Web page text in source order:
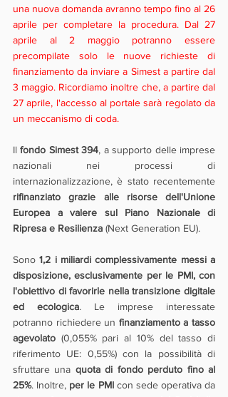
una nuova domanda avranno tempo fino al 26
aprile per completare la procedura. Dal 27
aprile al 2 maggio potranno essere
precompilate solo le nuove richieste di
finanziamento da inviare a Simest a partire dal
3 maggio. Ricordiamo inoltre che, a partire dal
27 aprile, l'accesso al portale sarà regolato da
un meccanismo di coda.
Il fondo Simest 394, a supporto delle imprese
nazionali nei processi di
rifinanziato grazie alle risorse dell'Unione
Europea a valere sul Piano Nazionale di
Ripresa e Resilienza (Next Generation EU).
Sono 1,2 i miliardi complessivamente messi a
disposizione, esclusivamente per le PMI, con
l'obiettivo di favorirle nella transizione digitale
ed ecologica. Le imprese interessate
potranno richiedere un finanziamento a tasso
agevolato (0,055% pari al 10% del tasso di
riferimento UE: 0,55%) con la possibilità di
sfruttare una quota di fondo perduto fino al
25%. Inoltre, per le PMI con sede operativa da